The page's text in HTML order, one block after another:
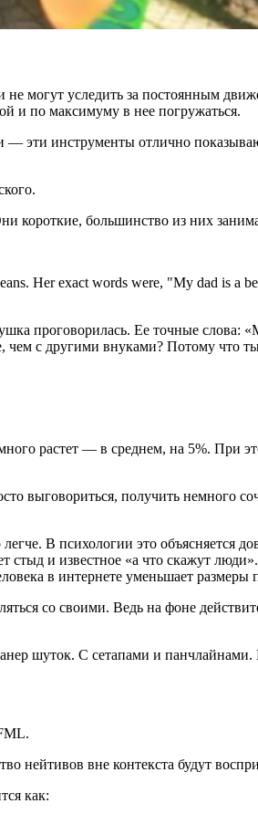
могут уследить за постоянным
и по максимуму в нее погружаться.
инструменты отлично
большинство из них
Her exact words were, "My dad is a
проговорилась. Ее точные слова:
чем с другими внуками? Потому что
растет — в среднем, на 5%. При
выговориться, получить немного
В психологии это объясняется
и известное «а что скажут
в интернете уменьшает размеры
со своими. Ведь на фоне
шуток. С сетапами и
нейтивов вне контекста будут
как: